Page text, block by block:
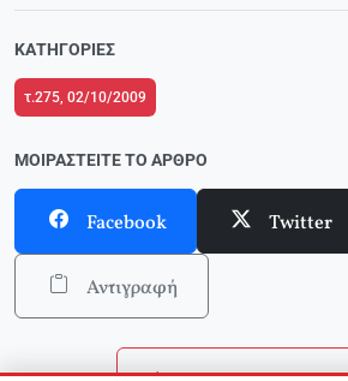
ΚΑΤΗΓΟΡΊΕΣ
τ.275, 02/10/2009
ΜΟΙΡΑΣΤΕΊΤΕ ΤΟ ΆΡΘΡΟ
Facebook Twitter
Αντιγραφή